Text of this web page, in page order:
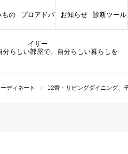
分らしい部屋で、自分らしい暮らしを
もの プロアドバ
イザー
お知らせ 診断ツール
ディネート 12畳・リビングダイニング、